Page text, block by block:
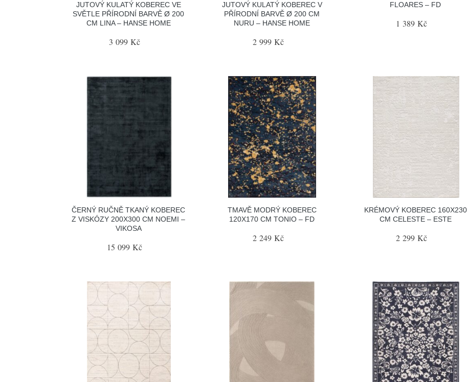
JUTOVÝ KULATÝ KOBEREC VE
SVĚTLE PŘÍRODNÍ BARVĚ Ø 200
CM LINA – HANSE HOME
3 099 Kč
JUTOVÝ KULATÝ KOBEREC V
PŘÍRODNÍ BARVĚ Ø 200 CM
NURU – HANSE HOME
2 999 Kč
FLOARES – FD
1 389 Kč
ČERNÝ RUČNĚ TKANÝ KOBEREC
Z VISKÓZY 200X300 CM NOEMI –
VIKOSA
15 099 Kč
TMAVĚ MODRÝ KOBEREC
120X170 CM TONIO – FD
2 249 Kč
KRÉMOVÝ KOBEREC 160X230
CM CELESTE – ESTE
2 299 Kč